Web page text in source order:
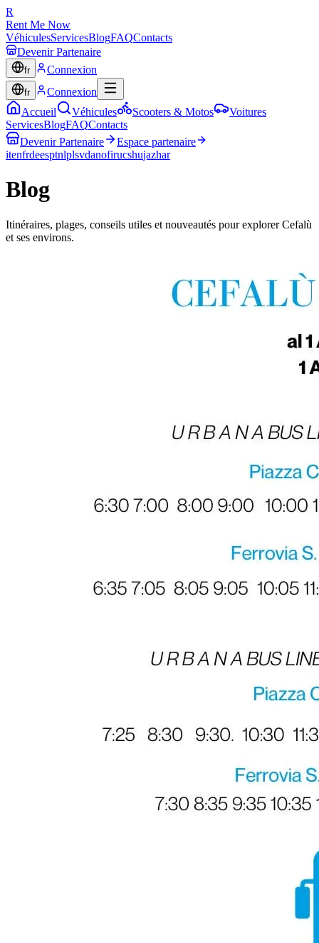
R
Rent Me Now
VéhiculesServicesBlogFAQContacts
Devenir Partenaire
fr Connexion
fr
Connexion
Accueil
Véhicules Scooters & Motos
Voitures
ServicesBlogFAQContacts
Devenir Partenaire
Espace partenaire
itenfrdeesptnlplsvdanofirucshujazhar
Blog
Itinéraires, plages, conseils utiles et nouveautés pour explorer Cefalù
et ses environs.